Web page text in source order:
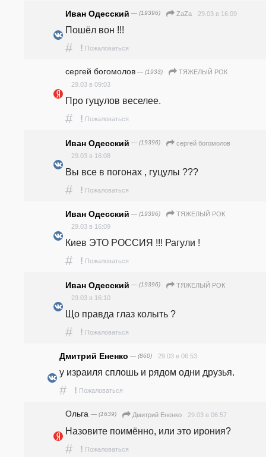
Иван Одесский — (19396) ZaZa 29.03 в 16:09
Пошёл вон !!!
# ! Пожаловаться
сергей богомолов — (1933)
ТЯЖЕЛЫЙ РОК
29.03 в 09:03
Про гуцулов веселее.
# ! Пожаловаться
Иван Одесский — (19396)
сергей богомолов
29.03 в 16:08
Вы все в погонах , гуцулы ???
# ! Пожаловаться
Иван Одесский — (19396)
ТЯЖЕЛЫЙ РОК
29.03 в 16:09
Киев ЭТО РОССИЯ !!! Рагули !
# ! Пожаловаться
Иван Одесский — (19396)
ТЯЖЕЛЫЙ РОК
29.03 в 16:10
Що правда глаз колыть ?
# ! Пожаловаться
Дмитрий Ененко — (860) 29.03 в 06:53
у израиля сплошь и рядом одни друзья.
# ! Пожаловаться
Ольга — (1639) Дмитрий Ененко 29.03 в 06:57
Назовите поимённо, или это ирония?
# ! Пожаловаться